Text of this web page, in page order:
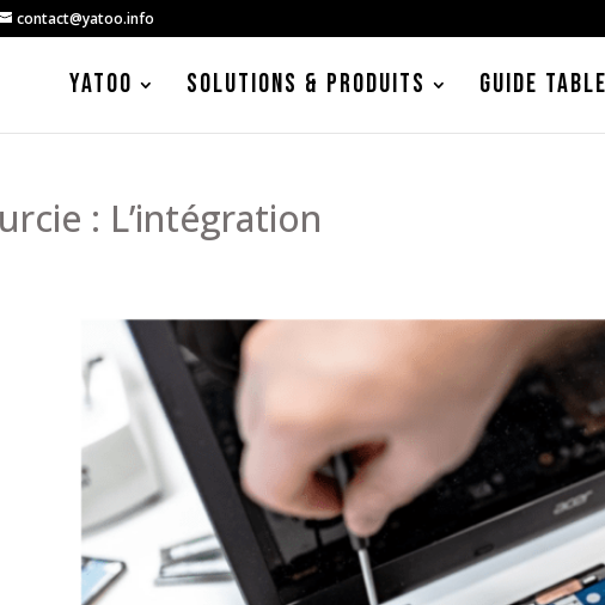
contact@yatoo.info
YATOO SOLUTIONS & PRODUITS GUIDE
: L’intégration